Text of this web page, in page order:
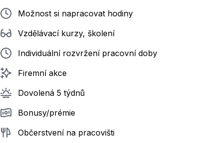
Možnost si napracovat hodiny
Vzdělávací kurzy, školení
Individuální rozvržení pracovní doby
Firemní akce
Dovolená 5 týdnů
Bonusy/prémie
Občerstvení na pracovišti